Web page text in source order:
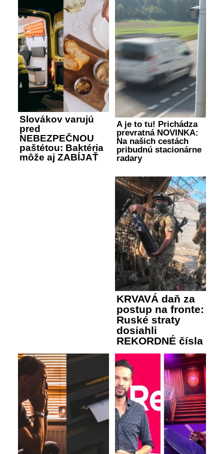
Slovákov varujú
pred
NEBEZPEČNOU
paštétou: Baktéria
môže aj ZABÍJAŤ
A je to tu! Prichádza
prevratná NOVINKA:
Na našich cestách
pribudnú stacionárne
radary
KRVAVÁ daň za
postup na fronte:
Ruské straty
dosiahli
REKORDNÉ čísla